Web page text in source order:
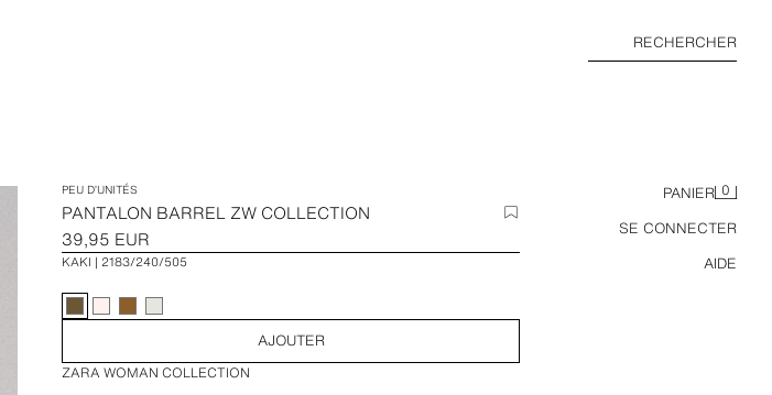
RECHERCHER
PANIER 0
SE CONNECTER
AIDE
PEU D’UNITÉS
PANTALON BARREL ZW COLLECTION
39,95 EUR
KAKI 2183/240/505
AJOUTER
ZARA WOMAN COLLECTION